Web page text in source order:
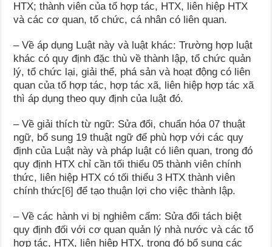
HTX; thành viên của tổ hợp tác, HTX, liên hiệp HTX
và các cơ quan, tổ chức, cá nhân có liên quan.
– Về áp dụng Luật này và luật khác: Trường hợp luật
khác có quy định đặc thù về thành lập, tổ chức quản
lý, tổ chức lại, giải thể, phá sản và hoạt động có liên
quan của tổ hợp tác, hợp tác xã, liên hiệp hợp tác xã
thì áp dụng theo quy định của luật đó.
– Về giải thích từ ngữ: Sửa đổi, chuẩn hóa 07 thuật
ngữ, bổ sung 19 thuật ngữ để phù hợp với các quy
định của Luật này và pháp luật có liên quan, trong đó
quy định HTX chỉ cần tối thiểu 05 thành viên chính
thức, liên hiệp HTX có tối thiểu 3 HTX thành viên
chính thức[6] để tạo thuận lợi cho việc thành lập.
– Về các hành vi bị nghiêm cấm: Sửa đổi tách biệt
quy định đối với cơ quan quản lý nhà nước và các tổ
hợp tác, HTX, liên hiệp HTX, trong đó bổ sung các